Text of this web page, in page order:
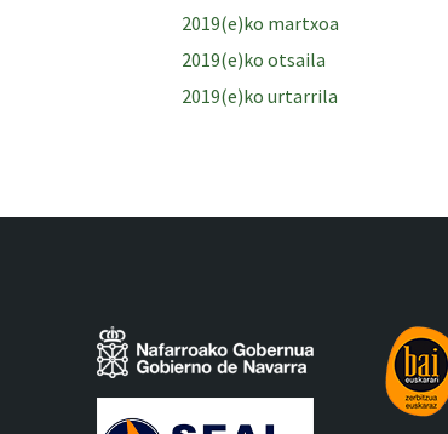
2019(e)ko martxoa
2019(e)ko otsaila
2019(e)ko urtarrila